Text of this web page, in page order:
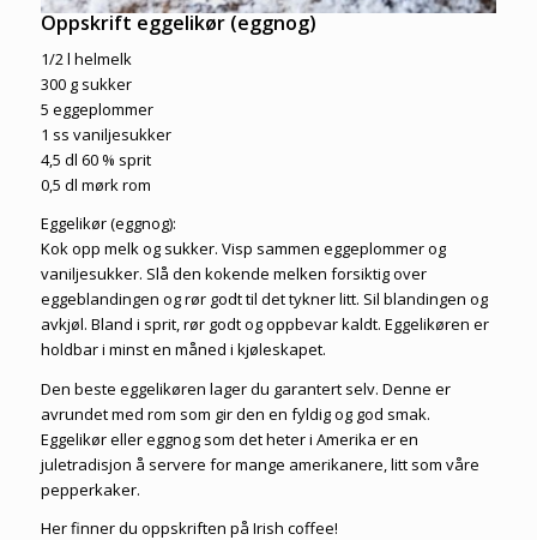
Oppskrift eggelikør (eggnog)
1/2 l helmelk
300 g sukker
5 eggeplommer
1 ss vaniljesukker
4,5 dl 60 % sprit
0,5 dl mørk rom
Eggelikør (eggnog):
Kok opp melk og sukker. Visp sammen eggeplommer og
vaniljesukker. Slå den kokende melken forsiktig over
eggeblandingen og rør godt til det tykner litt. Sil blandingen og
avkjøl. Bland i sprit, rør godt og oppbevar kaldt. Eggelikøren er
holdbar i minst en måned i kjøleskapet.
Den beste eggelikøren lager du garantert selv. Denne er
avrundet med rom som gir den en fyldig og god smak.
Eggelikør eller eggnog som det heter i Amerika er en
juletradisjon å servere for mange amerikanere, litt som våre
pepperkaker.
Her finner du oppskriften på Irish coffee!